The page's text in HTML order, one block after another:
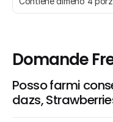
Domande
Posso farmi
dazs,